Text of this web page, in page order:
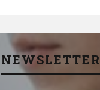
NEWSLETTER